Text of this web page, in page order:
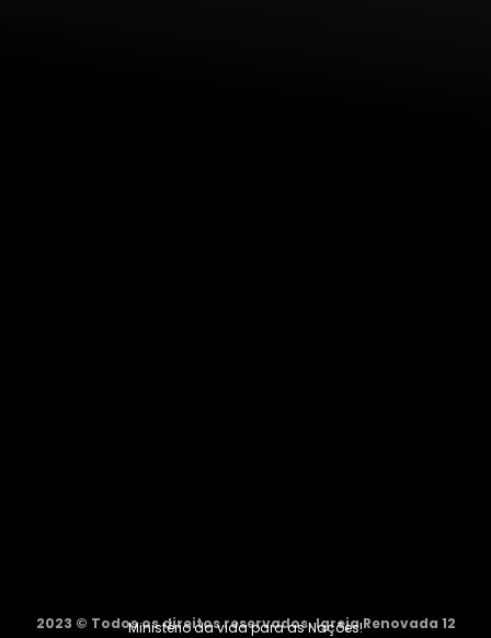
2023 © Todos os direitos reservados. Igreja Renovada 12
Ministério da vida para as Nações!